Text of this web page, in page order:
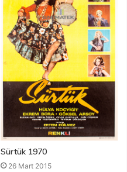
Sürtük 1970
26 Mart 2015